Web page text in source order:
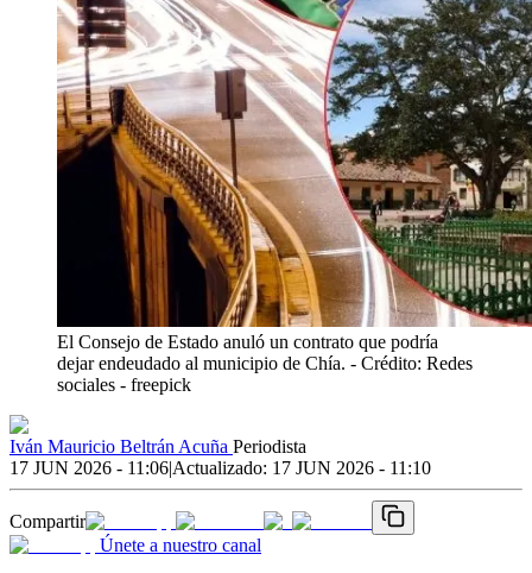
El Consejo de Estado anuló un contrato que podría
dejar endeudado al municipio de Chía. - Crédito: Redes
sociales - freepick
Iván Mauricio Beltrán Acuña Periodista
17 JUN 2026 - 11:06|Actualizado: 17 JUN 2026 - 11:10
Compartir
Únete a nuestro canal